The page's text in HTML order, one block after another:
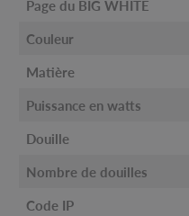
Page du BIG WHITE
Couleur
Matière
Puissance en watts
Douille
Nombre de douilles
Code IP